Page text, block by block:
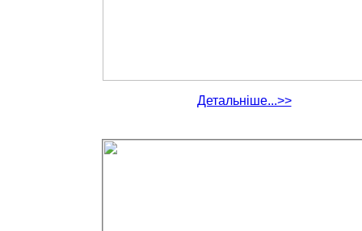
Детальніше...>>